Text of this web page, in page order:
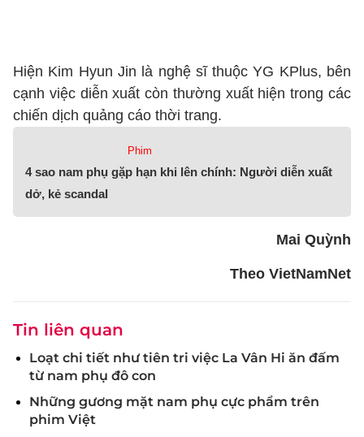
Hiện Kim Hyun Jin là nghệ sĩ thuộc YG KPlus, bên
cạnh việc diễn xuất còn thường xuất hiện trong các
chiến dịch quảng cáo thời trang.
Phim
4 sao nam phụ gặp hạn khi lên chính: Người diễn xuất
dở, kẻ scandal
Mai Quỳnh
Theo VietNamNet
Tin liên quan
Loạt chi tiết như tiên tri việc La Vân Hi ăn đấm
từ nam phụ đô con
Những gương mặt nam phụ cực phẩm trên
phim Việt